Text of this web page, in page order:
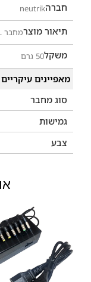
חברהneutrik
תיאור מוצרמחבר PL מאוזן איכותי
משקל50 גרם
מאפיינים עיקריים
סוג מחבר
גמישות
צבע